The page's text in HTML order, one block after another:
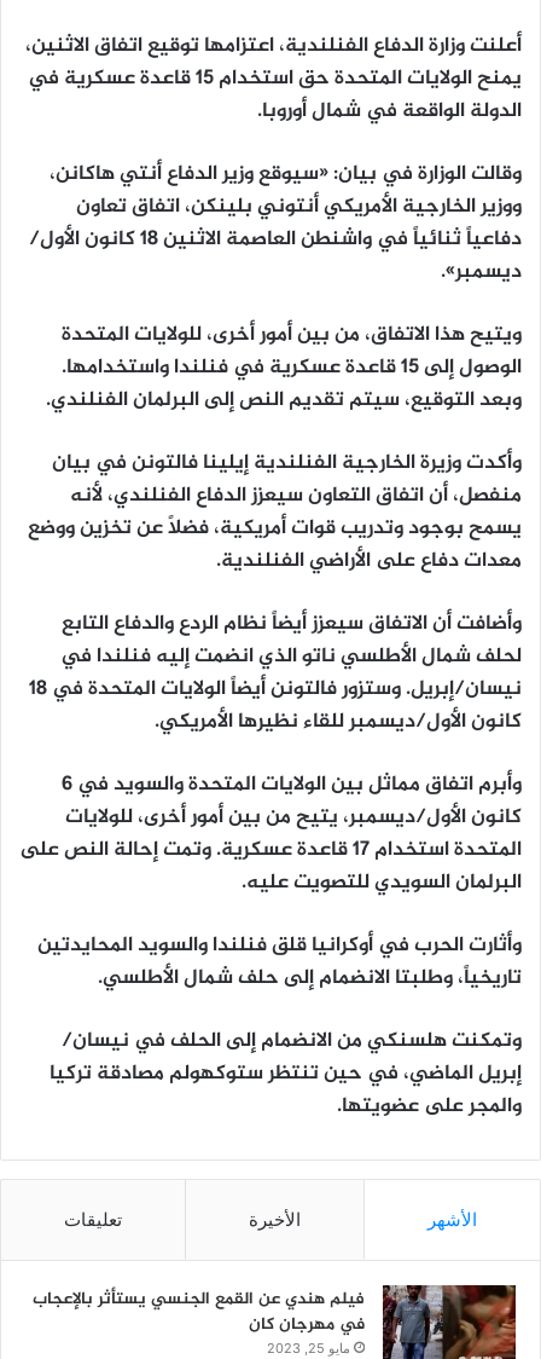
أعلنت وزارة الدفاع الفنلندية، اعتزامها توقيع اتفاق الاثنين،
يمنح الولايات المتحدة حق استخدام 15 قاعدة عسكرية في
الدولة الواقعة في شمال أوروبا.
وقالت الوزارة في بيان: «سيوقع وزير الدفاع أنتي هاكانن،
ووزير الخارجية الأمريكي أنتوني بلينكن، اتفاق تعاون
دفاعياً ثنائياً في واشنطن العاصمة الاثنين 18 كانون الأول/
ديسمبر».
ويتيح هذا الاتفاق، من بين أمور أخرى، للولايات المتحدة
الوصول إلى 15 قاعدة عسكرية في فنلندا واستخدامها.
وبعد التوقيع، سيتم تقديم النص إلى البرلمان الفنلندي.
وأكدت وزيرة الخارجية الفنلندية إيلينا فالتونن في بيان
منفصل، أن اتفاق التعاون سيعزز الدفاع الفنلندي، لأنه
يسمح بوجود وتدريب قوات أمريكية، فضلاً عن تخزين ووضع
معدات دفاع على الأراضي الفنلندية.
وأضافت أن الاتفاق سيعزز أيضاً نظام الردع والدفاع التابع
لحلف شمال الأطلسي ناتو الذي انضمت إليه فنلندا في
نيسان/إبريل. وستزور فالتونن أيضاً الولايات المتحدة في 18
كانون الأول/ديسمبر للقاء نظيرها الأمريكي.
وأبرم اتفاق مماثل بين الولايات المتحدة والسويد في 6
كانون الأول/ديسمبر، يتيح من بين أمور أخرى، للولايات
المتحدة استخدام 17 قاعدة عسكرية. وتمت إحالة النص على
البرلمان السويدي للتصويت عليه.
وأثارت الحرب في أوكرانيا قلق فنلندا والسويد المحايدتين
تاريخياً، وطلبتا الانضمام إلى حلف شمال الأطلسي.
وتمكنت هلسنكي من الانضمام إلى الحلف في نيسان/
إبريل الماضي، في حين تنتظر ستوكهولم مصادقة تركيا
والمجر على عضويتها.
الأشهر الأخيرة تعليقات
فيلم هندي عن القمع الجنسي يستأثر بالإعجاب
في مهرجان كان
مايو 25, 2023